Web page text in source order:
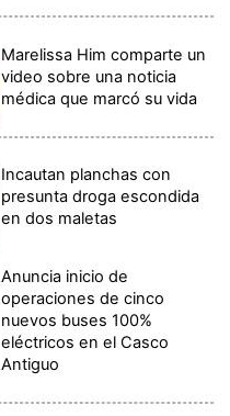
Marelissa Him comparte un
video sobre una noticia
médica que marcó su vida
Incautan planchas con
presunta droga escondida
en dos maletas
Anuncia inicio de
operaciones de cinco
nuevos buses 100%
eléctricos en el Casco
Antiguo